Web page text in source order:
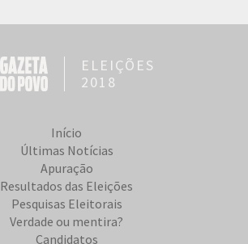
ELEIÇÕES
2018
Início
Últimas Notícias
Apuração
Resultados das Eleições
Pesquisas Eleitorais
Verdade ou mentira?
Candidatos